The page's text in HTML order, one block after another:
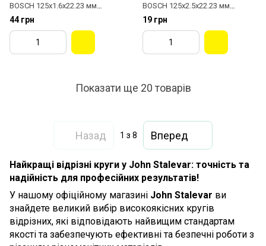
BOSCH 125х1.6х22.23 мм
2608600219
44 грн
BOSCH 125х2.5х22.23 мм
2608600394
19 грн
Показати ще 20 товарів
Назад 1 з 8 Вперед
Найкращі відрізні круги у John Stalevar: точність та
надійність для професійних результатів!
У нашому офіційному магазині John Stalevar ви
знайдете великий вибір високоякісних кругів
відрізних, які відповідають найвищим стандартам
якості та забезпечують ефективні та безпечні роботи з